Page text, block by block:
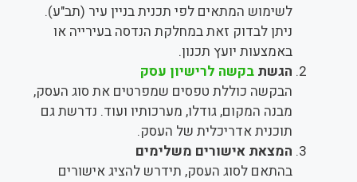
לשימוש המתאים לפי תכנית בניין עיר (תב"ע).
ניתן לבדוק זאת במחלקת הנדסה בעירייה או
באמצעות יועץ תכנון.
הגשת בקשה לרישיון עסק
הבקשה כוללת טפסים שמפרטים את סוג העסק,
מבנה המקום, גודלו, מערכותיו ועוד. נדרשת גם
תוכנית אדריכלית של העסק.
המצאת אישורים משלימים
בהתאם לסוג העסק, תידרש להציג אישורים